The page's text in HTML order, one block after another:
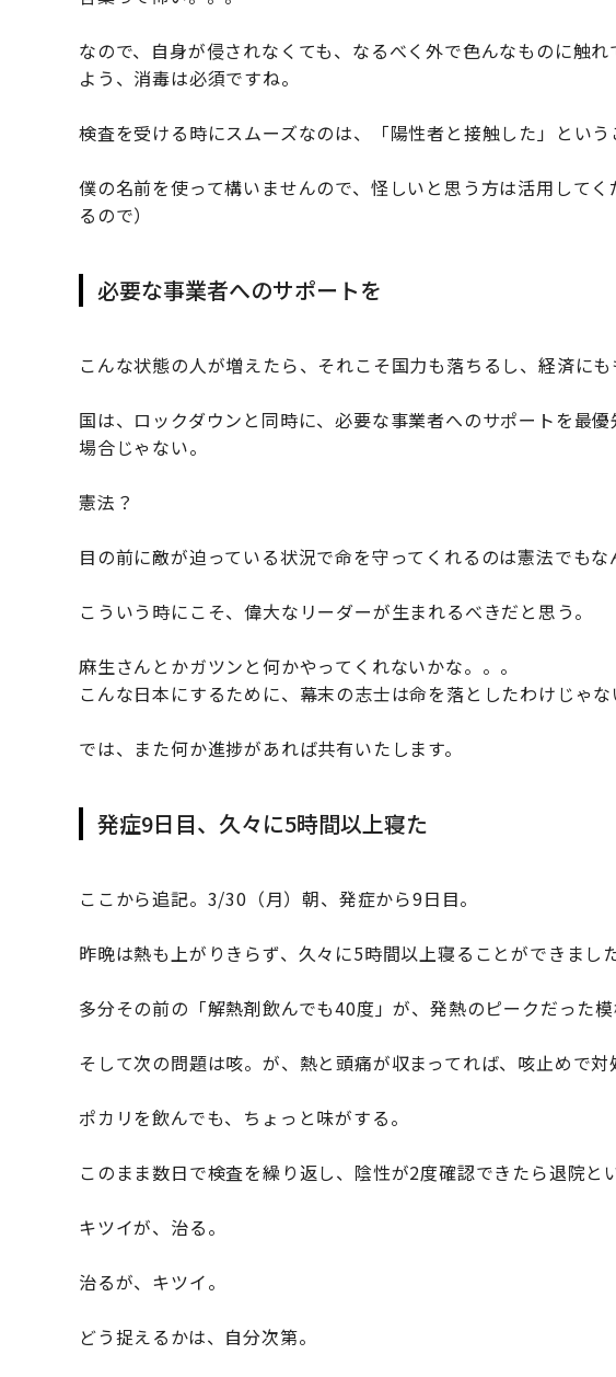
なので、自身が侵されなくても、なるべく外で色んなものに触
よう、消毒は必須ですね。
検査を受ける時にスムーズなのは、「陽性者と接触した」という
僕の名前を使って構いませんので、怪しいと思う方は活用して
るので）
必要な事業者へのサポートを
こんな状態の人が増えたら、それこそ国力も落ちるし、経済にも
国は、ロックダウンと同時に、必要な事業者へのサポートを最
場合じゃない。
憲法？
目の前に敵が迫っている状況で命を守ってくれるのは憲法でもな
こういう時にこそ、偉大なリーダーが生まれるべきだと思う。
麻生さんとかガツンと何かやってくれないかな。。。
こんな日本にするために、幕末の志士は命を落としたわけじゃな
では、また何か進捗があれば共有いたします。
発症9日目、久々に5時間以上寝た
ここから追記。3/30（月）朝、発症から9日目。
昨晩は熱も上がりきらず、久々に5時間以上寝ることができました
多分その前の「解熱剤飲んでも40度」が、発熱のピークだった
そして次の問題は咳。が、熱と頭痛が収まってれば、咳止めで対
ポカリを飲んでも、ちょっと味がする。
このまま数日で検査を繰り返し、陰性が2度確認できたら退院と
キツイが、治る。
治るが、キツイ。
どう捉えるかは、自分次第。